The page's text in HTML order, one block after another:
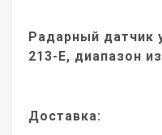
Радарный датчик
213-E, диапазон
Доставка: